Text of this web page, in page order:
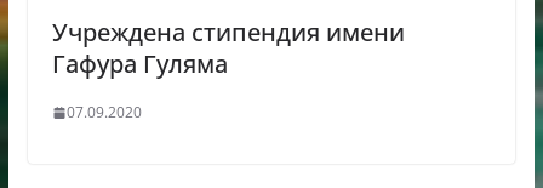
Учреждена стипендия имени
Гафура Гуляма
07.09.2020